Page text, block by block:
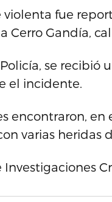
fue
Cerro Gandía,
se recibió
el incidente.
encontraron,
varias heridas